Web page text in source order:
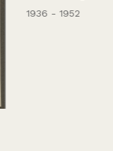
1936 - 1952